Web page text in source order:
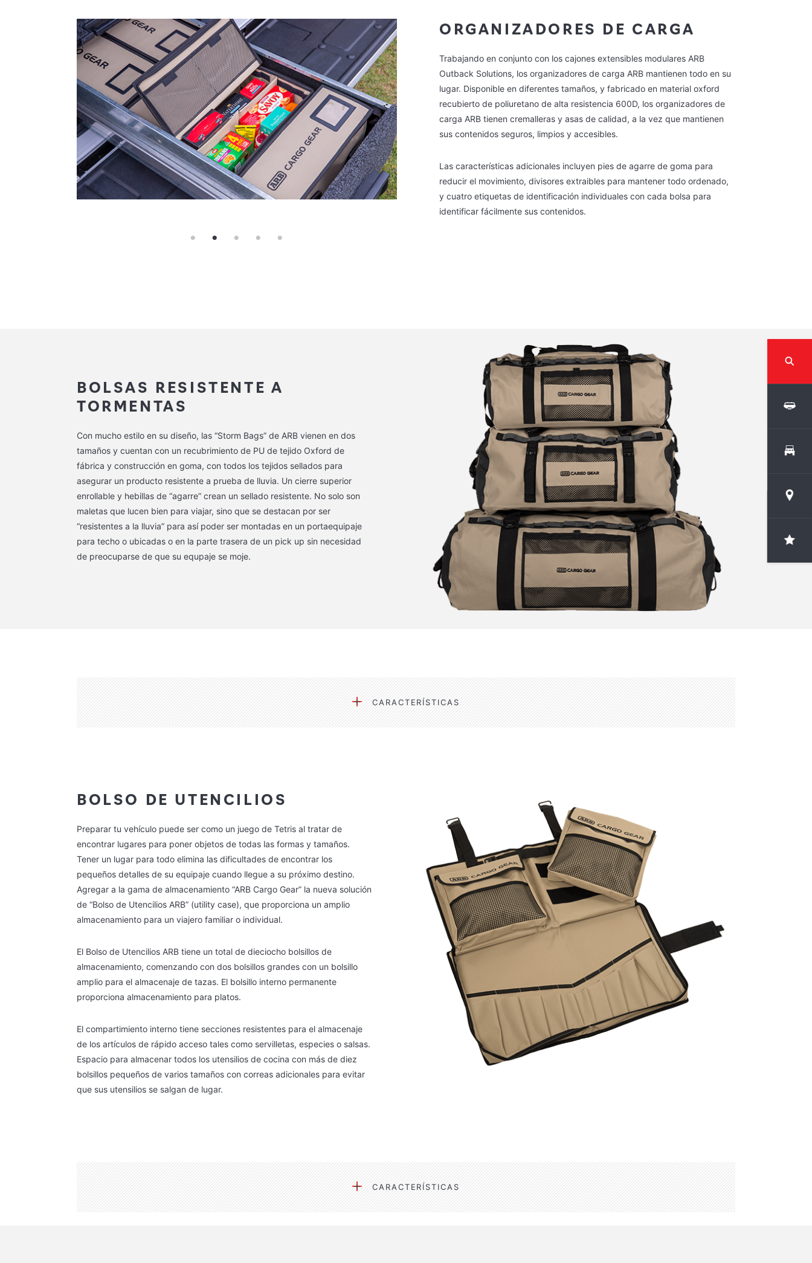
ORGANIZADORES DE CARGA
Trabajando en conjunto con los cajones extensibles modulares ARB
Outback Solutions, los organizadores de carga ARB mantienen todo en su
lugar. Disponible en diferentes tamaños, y fabricado en material oxford
recubierto de poliuretano de alta resistencia 600D, los organizadores de
carga ARB tienen cremalleras y asas de calidad, a la vez que mantienen
sus contenidos seguros, limpios y accesibles.
Las características adicionales incluyen pies de agarre de goma para
reducir el movimiento, divisores extraibles para mantener todo ordenado,
y cuatro etiquetas de identificación individuales con cada bolsa para
identificar fácilmente sus contenidos.
BOLSAS RESISTENTE A
TORMENTAS
Con mucho estilo en su diseño, las “Storm Bags” de ARB vienen en dos
tamaños y cuentan con un recubrimiento de PU de tejido Oxford de
fábrica y construcción en goma, con todos los tejidos sellados para
asegurar un producto resistente a prueba de lluvia. Un cierre superior
enrollable y hebillas de “agarre” crean un sellado resistente. No solo son
maletas que lucen bien para viajar, sino que se destacan por ser
“resistentes a la lluvia” para así poder ser montadas en un portaequipaje
para techo o ubicadas o en la parte trasera de un pick up sin necesidad
de preocuparse de que su equpaje se moje.
CARACTERÍSTICAS
BOLSO DE UTENCILIOS
Preparar tu vehículo puede ser como un juego de Tetris al tratar de
encontrar lugares para poner objetos de todas las formas y tamaños.
Tener un lugar para todo elimina las dificultades de encontrar los
pequeños detalles de su equipaje cuando llegue a su próximo destino.
Agregar a la gama de almacenamiento “ARB Cargo Gear” la nueva solución
de “Bolso de Utencilios ARB” (utility case), que proporciona un amplio
almacenamiento para un viajero familiar o individual.
El Bolso de Utencilios ARB tiene un total de dieciocho bolsillos de
almacenamiento, comenzando con dos bolsillos grandes con un bolsillo
amplio para el almacenaje de tazas. El bolsillo interno permanente
proporciona almacenamiento para platos.
El compartimiento interno tiene secciones resistentes para el almacenaje
de los artículos de rápido acceso tales como servilletas, especies o salsas.
Espacio para almacenar todos los utensilios de cocina con más de diez
bolsillos pequeños de varios tamaños con correas adicionales para evitar
que sus utensilios se salgan de lugar.
CARACTERÍSTICAS